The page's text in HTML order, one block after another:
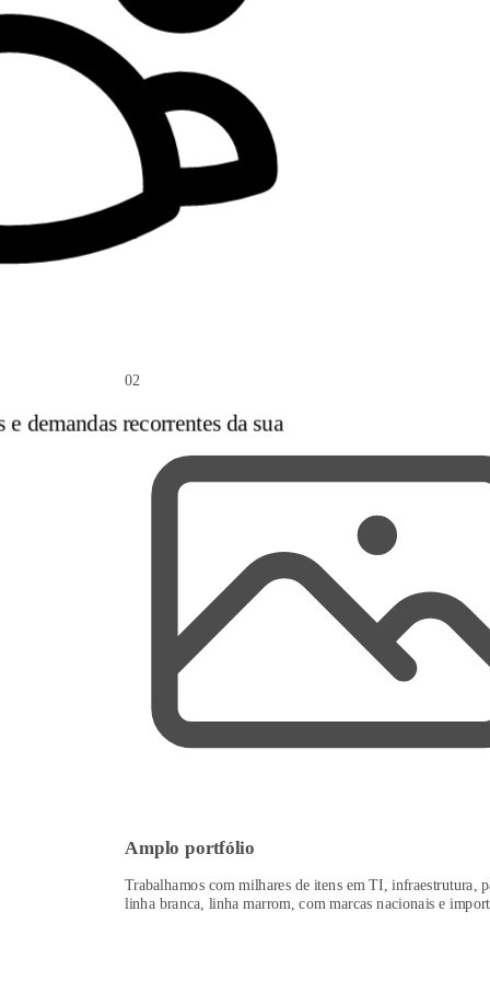
demandas recorrentes da sua
02
Amplo portfólio
Trabalhamos com milhares de itens em TI, infraestrutura,
linha branca, linha marrom, com marcas nacionais e